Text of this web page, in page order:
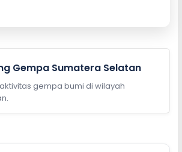
Gempa Sumatera Selatan
gempa bumi di wilayah